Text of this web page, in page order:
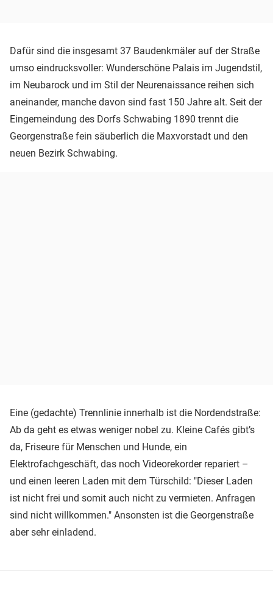
Dafür sind die insgesamt 37 Baudenkmäler auf der Straße
umso eindrucksvoller: Wunderschöne Palais im Jugendstil,
im Neubarock und im Stil der Neurenaissance reihen sich
aneinander, manche davon sind fast 150 Jahre alt. Seit der
Eingemeindung des Dorfs Schwabing 1890 trennt die
Georgenstraße fein säuberlich die Maxvorstadt und den
neuen Bezirk Schwabing.
Eine (gedachte) Trennlinie innerhalb ist die Nordendstraße:
Ab da geht es etwas weniger nobel zu. Kleine Cafés gibt’s
da, Friseure für Menschen und Hunde, ein
Elektrofachgeschäft, das noch Videorekorder repariert –
und einen leeren Laden mit dem Türschild: "Dieser Laden
ist nicht frei und somit auch nicht zu vermieten. Anfragen
sind nicht willkommen." Ansonsten ist die Georgenstraße
aber sehr einladend.